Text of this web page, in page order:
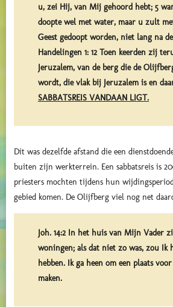
u, zei Hij, van Mij gehoord hebt; 5
doopte wel met water, maar u zult
Geest gedoopt worden, niet lang na
Handelingen 1: 12 Toen keerden zij
Jeruzalem, van de berg die de
wordt, die vlak bij Jeruzalem is en
SABBATSREIS VANDAAN LIGT.
Dit was dezelfde afstand die een
buiten zijn werkterrein. Een sabbatsreis is
priesters mochten tijdens hun
gebied komen. De Olijfberg viel nog net
Joh. 14:2 In het huis van Mijn Vader
woningen; als dat niet zo was, zou Ik
hebben. Ik ga heen om een plaats
maken.